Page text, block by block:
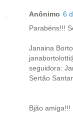
Anônimo 6
Parabéns!!!
Janaina
seguidora:
Sertão
Bjão amiga!!!